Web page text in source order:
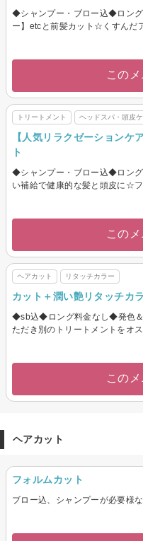
◆シャンプー・ブロー込◆ロン
ー】etcと前髪カット☆くすん
この
トリートメント ヘッドスパ・頭皮
【人気リラクゼーション
ト
◆シャンプー・ブロー込◆ロン
い補給で健康的な髪と頭皮に☆
この
ヘアカット リタッチカラー
カット＋潤い艶リタッチカ
◆sb込◆ロング料金なし◆発色
ただき別のトリートメントをオ
この
ヘアカット
フォルムカット
ブロー込、シャンプーが必要様